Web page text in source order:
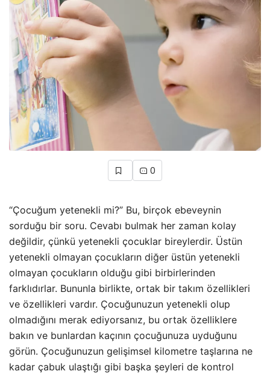
0
“Çocuğum yetenekli mi?” Bu, birçok ebeveynin
sorduğu bir soru. Cevabı bulmak her zaman kolay
değildir, çünkü yetenekli çocuklar bireylerdir. Üstün
yetenekli olmayan çocukların diğer üstün yetenekli
olmayan çocukların olduğu gibi birbirlerinden
farklıdırlar. Bununla birlikte, ortak bir takım özellikleri
ve özellikleri vardır. Çocuğunuzun yetenekli olup
olmadığını merak ediyorsanız, bu ortak özelliklere
bakın ve bunlardan kaçının çocuğunuza uyduğunu
görün. Çocuğunuzun gelişimsel kilometre taşlarına ne
kadar çabuk ulaştığı gibi başka şeyleri de kontrol